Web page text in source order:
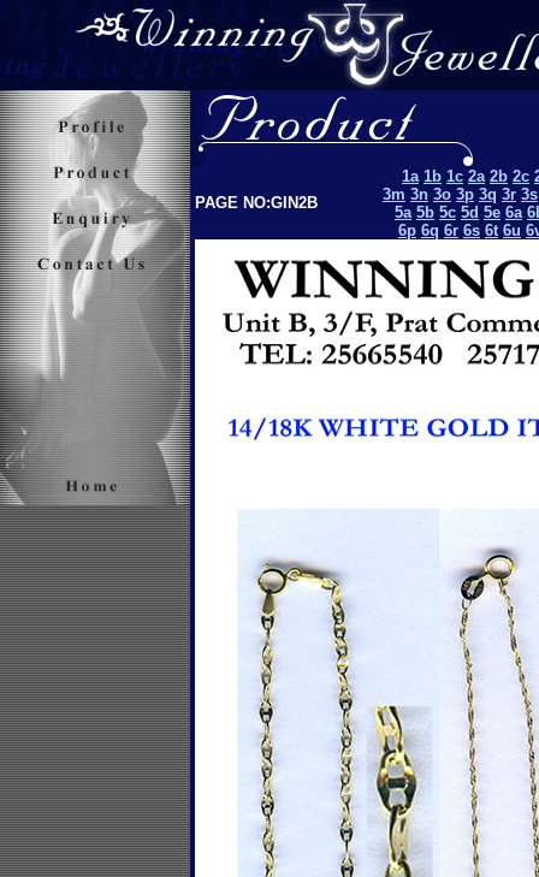
PAGE NO:GIN2B
1a 1b 1c 2a 2b 2c
3m 3n 3o 3p 3q 3r 3s
5a 5b 5c 5d 5e 6a
6p 6q 6r 6s 6t 6u